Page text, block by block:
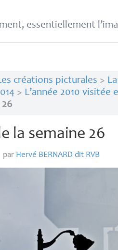
essentiellement
créations picturales >
> L’année 2010 visitée
la semaine 26
par Hervé BERNARD dit RVB